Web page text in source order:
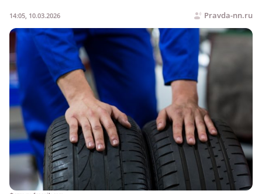
Pravda-nn.ru
14:05, 10.03.2026